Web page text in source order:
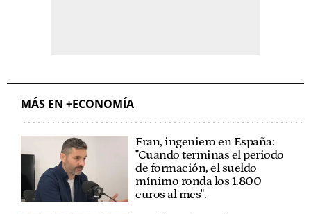
MÁS EN +ECONOMÍA
Fran, ingeniero en España:
"Cuando terminas el periodo
de formación, el sueldo
mínimo ronda los 1.800
euros al mes".